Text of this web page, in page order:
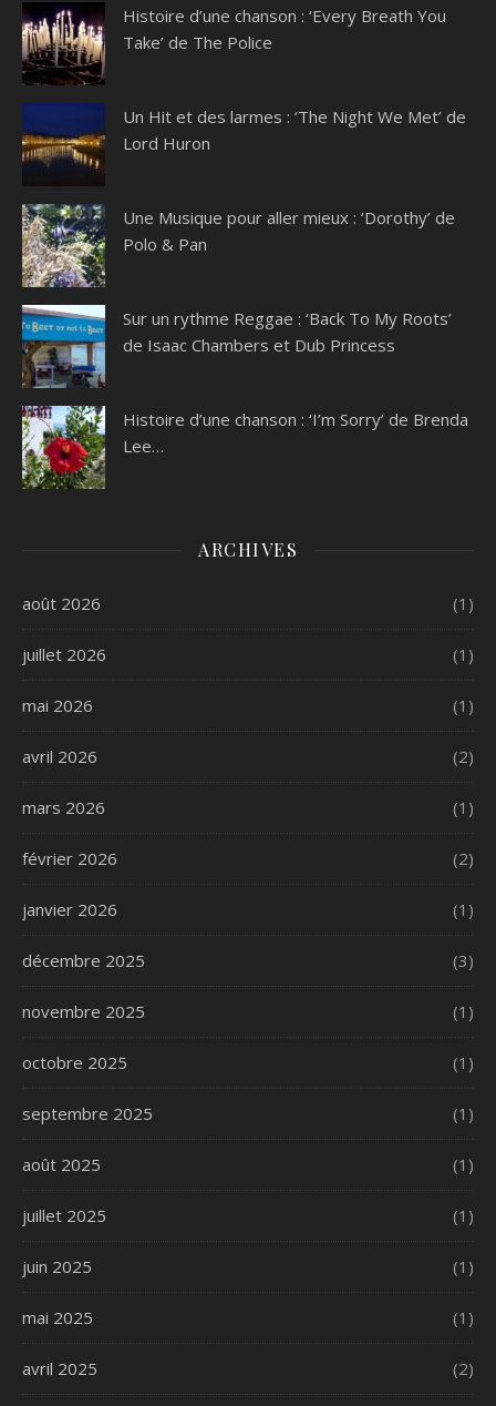
Histoire d’une chanson : ‘Every Breath You
Take’ de The Police
Un Hit et des larmes : ‘The Night We Met’ de
Lord Huron
Une Musique pour aller mieux : ‘Dorothy’ de
Polo & Pan
Sur un rythme Reggae : ‘Back To My Roots’
de Isaac Chambers et Dub Princess
Histoire d’une chanson : ‘I’m Sorry’ de Brenda
Lee…
ARCHIVES
août 2026 (1)
juillet 2026 (1)
mai 2026 (1)
avril 2026 (2)
mars 2026 (1)
février 2026 (2)
janvier 2026 (1)
décembre 2025 (3)
novembre 2025 (1)
octobre 2025 (1)
septembre 2025 (1)
août 2025 (1)
juillet 2025 (1)
juin 2025 (1)
mai 2025 (1)
avril 2025 (2)